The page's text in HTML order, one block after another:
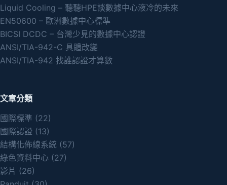
Liquid Cooling – 聽聽HPE談數據中心液冷的未來
EN50600 – 歐洲數據中心標準
BICSI DCDC – 台灣少見的數據中心認證
ANSI/TIA-942-C 具體改變
ANSI/TIA-942 找誰認證才算數
文章分類
國際標準 (22)
國際認證 (13)
結構化佈線系統 (57)
綠色資料中心 (27)
影片 (26)